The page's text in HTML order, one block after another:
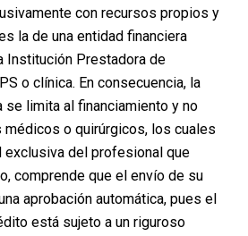
con recursos propios y
la de una entidad financiera
Institución Prestadora de
o clínica. En consecuencia, la
se limita al financiamiento y no
o quirúrgicos, los cuales
exclusiva del profesional que
comprende que el envío de su
aprobación automática, pues el
está sujeto a un riguroso